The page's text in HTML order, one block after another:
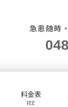
急患随時
料金表
FEE